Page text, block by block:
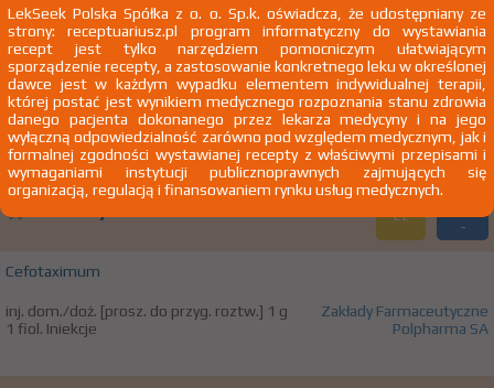
Biofazolin ® Rx
5,06 zł
Cefazolinum
inj. dom./doż. [prosz. do przyg. roztw.] 1 g
1 fiol. Iniekcje
Zakłady Farmaceutyczne
Polpharma SA
Lz
-
Cefotaximum
inj. dom./doż. [prosz. do przyg. roztw.] 1 g
1 fiol. Iniekcje
Zakłady Farmaceutyczne
Polpharma SA
LekSeek Polska Spółka z o. o. Sp.k. oświadcza, że udostępniany ze
strony: receptuariusz.pl program informatyczny do wystawiania
recept jest tylko narzędziem pomocniczym ułatwiającym
sporządzenie recepty, a zastosowanie konkretnego leku w określonej
dawce jest w każdym wypadku elementem indywidualnej terapii,
której postać jest wynikiem medycznego rozpoznania stanu zdrowia
danego pacjenta dokonanego przez lekarza medycyny i na jego
wyłączną odpowiedzialność zarówno pod względem medycznym, jak i
formalnej zgodności wystawianej recepty z właściwymi przepisami i
wymaganiami instytucji publicznoprawnych zajmujących się
organizacją, regulacją i finansowaniem rynku usług medycznych.